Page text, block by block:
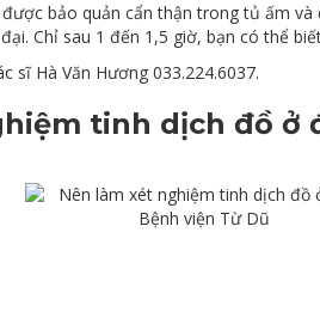
bảo quản cẩn thận trong tủ ấm
Chỉ sau 1 đến 1,5 giờ, bạn có thể
sĩ Hà Văn Hương 033.224.6037.
tinh dịch đồ ở